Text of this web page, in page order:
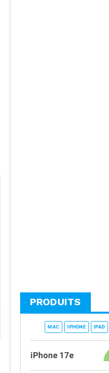
PRODUITS
MAC IPHONE IPAD
iPhone 17e